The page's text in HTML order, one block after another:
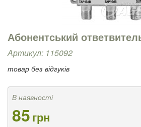
Абонентський
Артикул: 115092
товар без відгуків
В наявності
85грн